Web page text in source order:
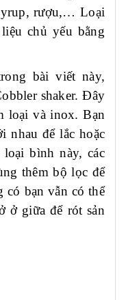
rượu,… Loại
chủ yếu bằng
bài viết này,
shaker. Đây
loại và inox. Bạn
nhau để lắc hoặc
bình này, các
thêm bộ lọc để
có bạn vẫn có thể
ở giữa để rót sản